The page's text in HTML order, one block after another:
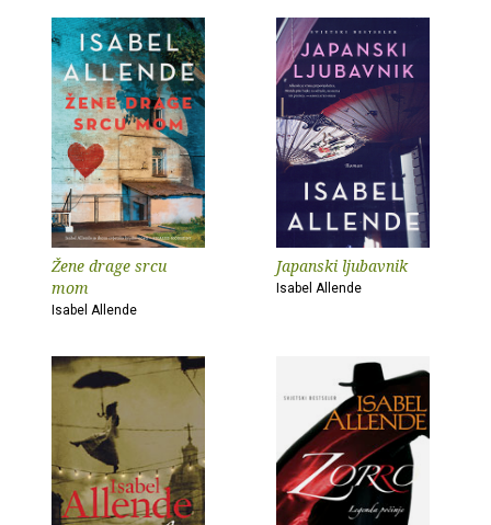
Žene drage srcu
mom
Isabel Allende
Japanski ljubavnik
Isabel Allende